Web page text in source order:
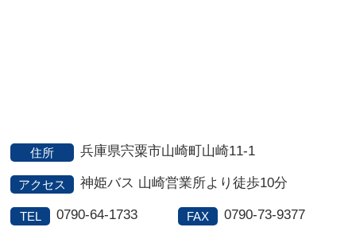
住所 兵庫県宍粟市山崎町山崎11-1
アクセス 神姫バス 山崎営業所より徒歩10分
TEL 0790-64-1733 FAX 0790-73-9377